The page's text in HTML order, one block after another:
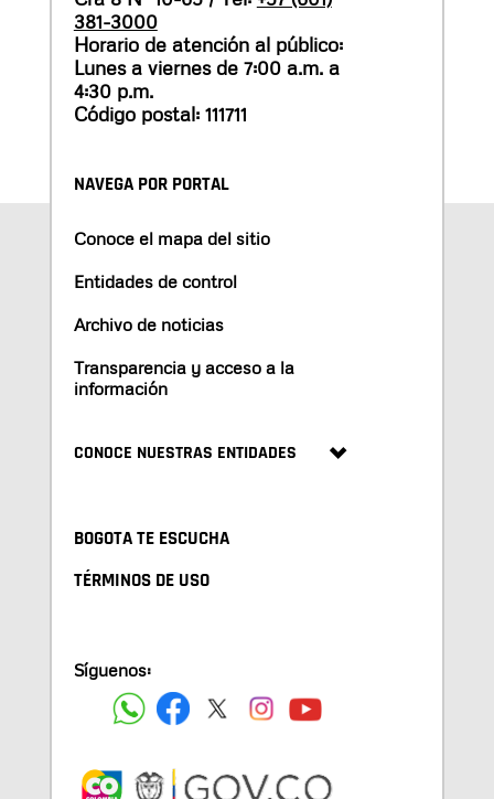
381-3000
Horario de atención al público:
Lunes a viernes de 7:00 a.m. a
4:30 p.m.
Código postal: 111711
NAVEGA POR PORTAL
Conoce el mapa del sitio
Entidades de control
Archivo de noticias
Transparencia y acceso a la
información
CONOCE NUESTRAS ENTIDADES
BOGOTA TE ESCUCHA
TÉRMINOS DE USO
Síguenos: